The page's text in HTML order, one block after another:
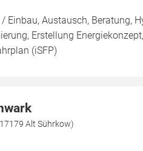
Einbau, Austausch, Beratung,
Erstellung
(iSFP)
Alt Sührkow)